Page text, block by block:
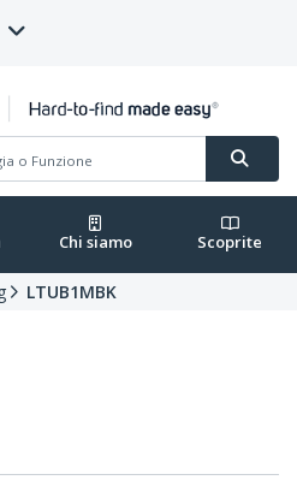
Chi siamo Scoprite
LTUB1MBK